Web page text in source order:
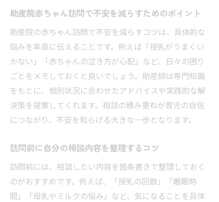
助産院赤ちゃん訪問で不安を減らすためのポイント
助産院の赤ちゃん訪問で不安を減らすコツは、具体的な
悩みを率直に伝えることです。例えば「授乳がうまくい
かない」「赤ちゃんの泣き方が心配」など、日々の困り
ごとをメモしておくと良いでしょう。助産師は専門知識
をもとに、個別状況に合わせたアドバイスや実践的な解
決策を提案してくれます。相談の積み重ねが育児の自信
につながり、不安を和らげる大きな一歩となります。
訪問前に自分の相談内容を整理するコツ
訪問前には、相談したい内容を箇条書きで整理しておく
のがおすすめです。例えば、「授乳の回数」「睡眠時
間」「母乳やミルクの悩み」など、気になることを具体